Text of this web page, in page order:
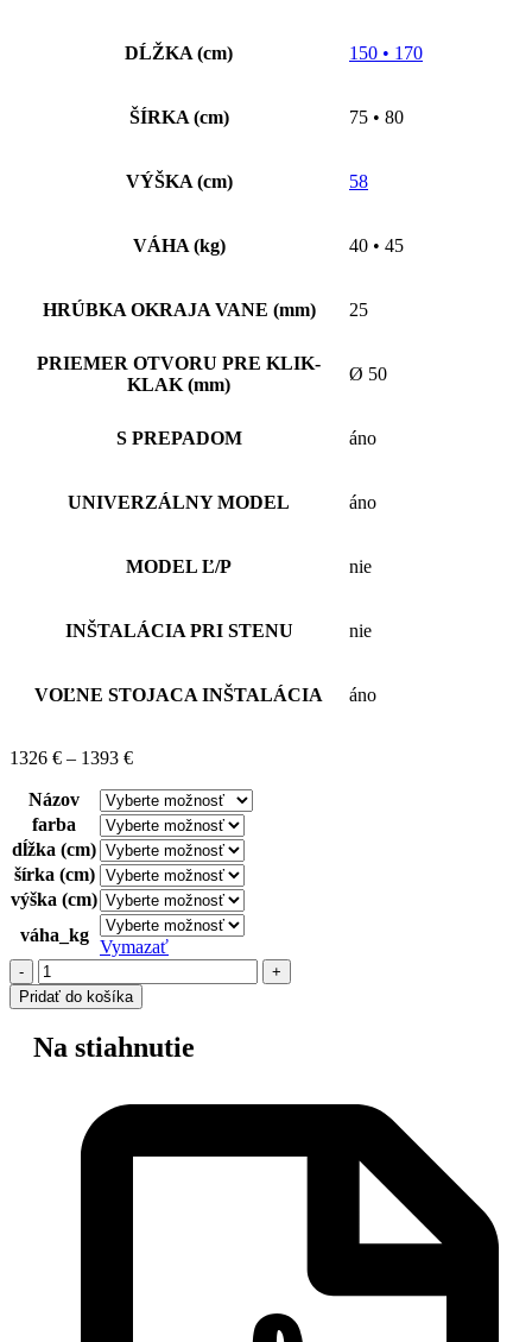
DĹŽKA (cm) 150 • 170
ŠÍRKA (cm) 75 • 80
VÝŠKA (cm) 58
VÁHA (kg) 40 • 45
HRÚBKA OKRAJA VANE (mm) 25
PRIEMER OTVORU PRE KLIK-
KLAK (mm)
Ø 50
S PREPADOM áno
UNIVERZÁLNY MODEL áno
MODEL Ľ/P nie
INŠTALÁCIA PRI STENU nie
VOĽNE STOJACA INŠTALÁCIA áno
1326 € – 1393 €
Názov
farba
dĺžka (cm)
šírka (cm)
výška (cm)
váha_kg
Vymazať
Pridať do košíka
Na stiahnutie